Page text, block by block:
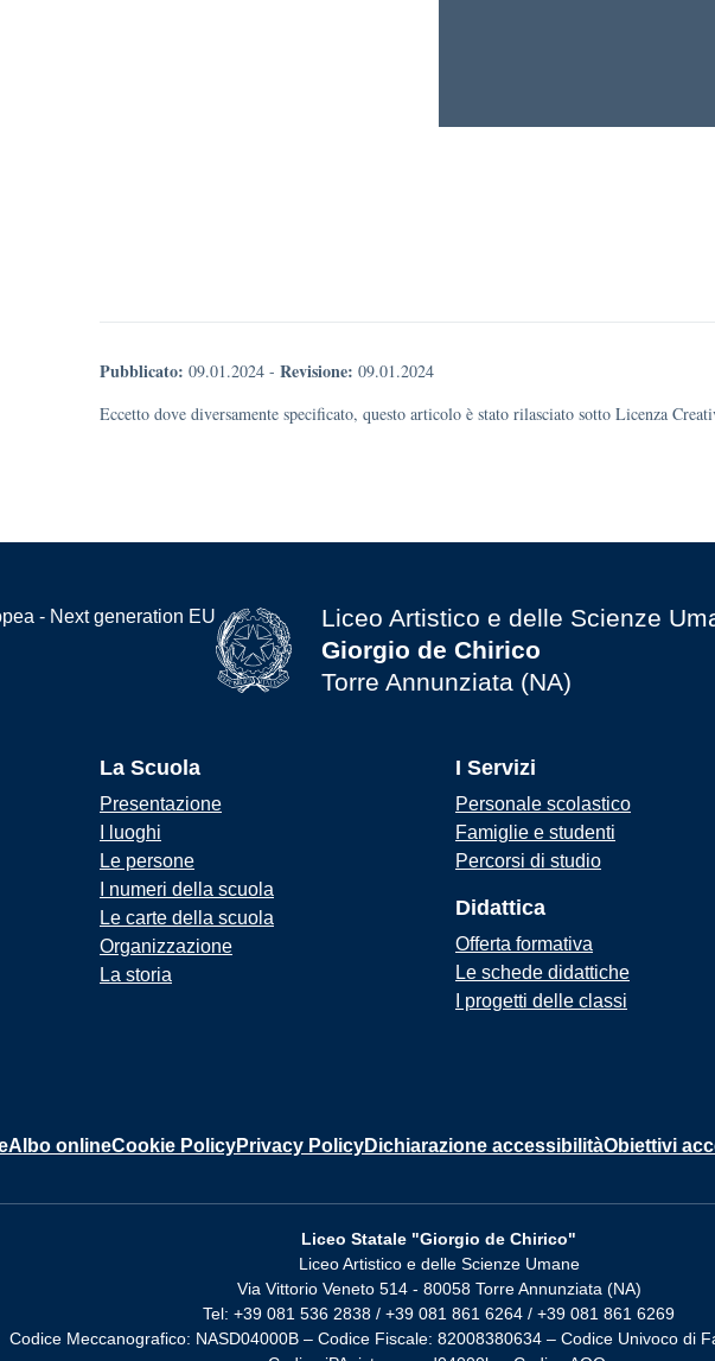
Pubblicato: 09.01.2024 - Revisione: 09.01.2024
Eccetto dove diversamente specificato, questo articolo è stato rilasciato sotto Licenza
Liceo Artistico e delle Scienze
Giorgio de Chirico
Torre Annunziata (NA)
La Scuola
Presentazione
I luoghi
Le persone
I numeri della scuola
Le carte della scuola
Organizzazione
La storia
I Servizi
Personale scolastico
Famiglie e studenti
Percorsi di studio
Didattica
Offerta formativa
Le schede didattiche
I progetti delle classi
Albo onlineCookie PolicyPrivacy PolicyDichiarazione accessibilitàObiettivi
Liceo Statale "Giorgio de Chirico"
Liceo Artistico e delle Scienze Umane
Via Vittorio Veneto 514 - 80058 Torre Annunziata (NA)
Tel: +39 081 536 2838 / +39 081 861 6264 / +39 081 861 6269
Codice Meccanografico: NASD04000B – Codice Fiscale: 82008380634 – Codice Univoco di